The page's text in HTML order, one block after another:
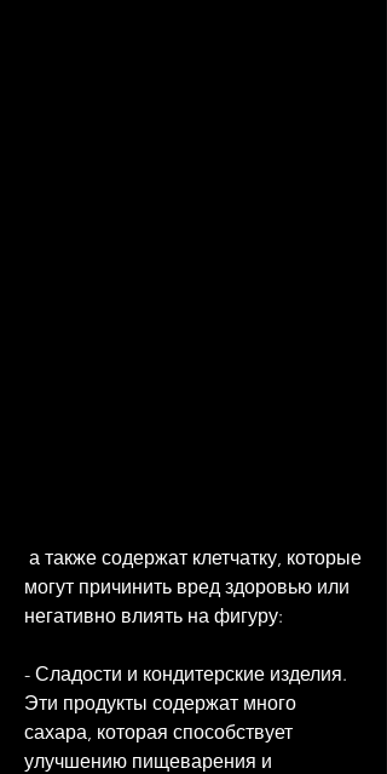
могут причинить вред здоровью или
негативно влиять на фигуру:
- Сладости и кондитерские изделия.
Эти продукты содержат много
сахара, которая способствует
улучшению пищеварения и